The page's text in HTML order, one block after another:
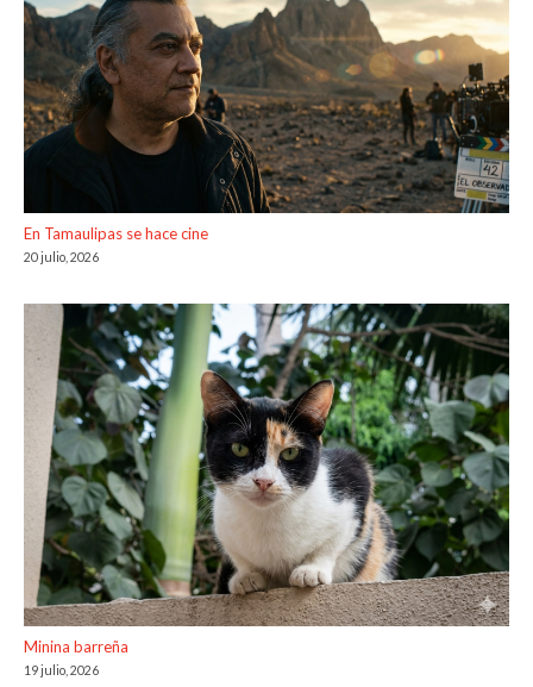
En Tamaulipas se hace cine
20 julio, 2026
Minina barreña
19 julio, 2026